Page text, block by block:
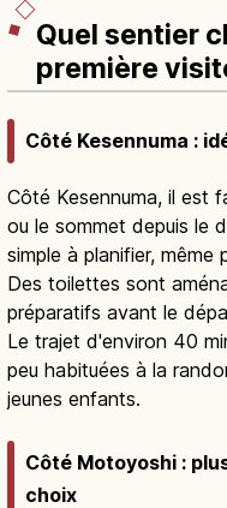
Quel sentier
première
Côté Kesennuma :
Côté Kesennuma, il est
ou le sommet depuis le
simple à planifier, même
Des toilettes sont
préparatifs avant le
Le trajet d'environ 40
peu habituées à la
jeunes enfants.
Côté Motoyoshi :
choix